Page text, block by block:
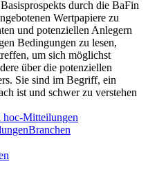
durch die BaFin
Wertpapiere zu
und potenziellen Anlegern
Bedingungen zu lesen,
um sich möglichst
über die potenziellen
Sie sind im Begriff, ein
ist und schwer zu verstehen
hoc-Mitteilungen
Branchen